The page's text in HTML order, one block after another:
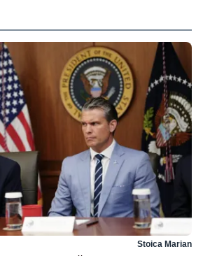
Stoica Marian